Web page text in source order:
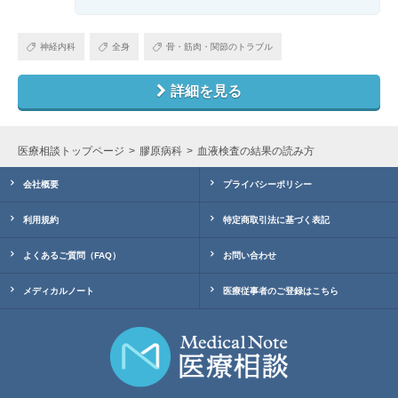
神経内科 全身 骨・筋肉・関節のトラブル
詳細を見る
医療相談トップページ 膠原病科 血液検査の結果の読み方
会社概要 プライバシーポリシー
利用規約 特定商取引法に基づく表記
よくあるご質問（FAQ） お問い合わせ
メディカルノート 医療従事者のご登録はこちら